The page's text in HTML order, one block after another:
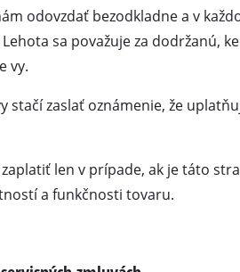
Elektrické reťazové píly
odovzdať bezodkladne a v
sa považuje za dodržanú,
vy.
zaslať oznámenie, že
len v prípade, ak je táto
a funkčnosti tovaru.